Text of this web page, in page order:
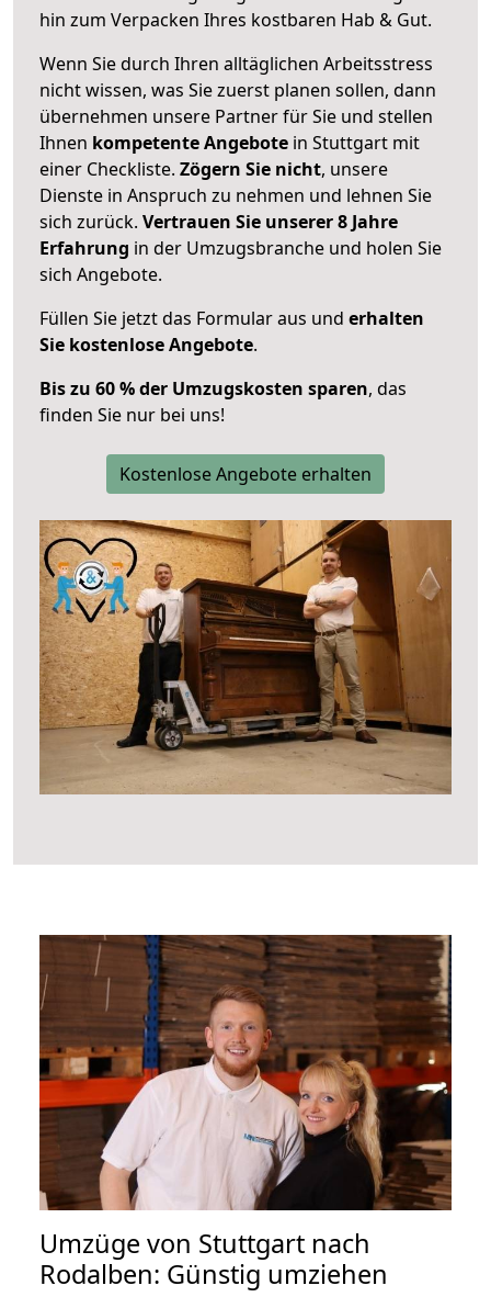
hin zum Verpacken Ihres kostbaren Hab & Gut.
Wenn Sie durch Ihren alltäglichen Arbeitsstress
nicht wissen, was Sie zuerst planen sollen, dann
übernehmen unsere Partner für Sie und stellen
Ihnen kompetente Angebote in Stuttgart mit
einer Checkliste. Zögern Sie nicht, unsere
Dienste in Anspruch zu nehmen und lehnen Sie
sich zurück. Vertrauen Sie unserer 8 Jahre
Erfahrung in der Umzugsbranche und holen Sie
sich Angebote.
Füllen Sie jetzt das Formular aus und erhalten
Sie kostenlose Angebote.
Bis zu 60 % der Umzugskosten sparen, das
finden Sie nur bei uns!
Kostenlose Angebote erhalten
Umzüge von Stuttgart nach
Rodalben: Günstig umziehen